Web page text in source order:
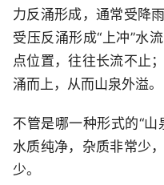
力反涌形成，通常受降
受压反涌形成“上冲”水
点位置，往往长流不止
涌而上，从而山泉外溢。
不管是哪一种形式的“
水质纯净，杂质非常少
少。